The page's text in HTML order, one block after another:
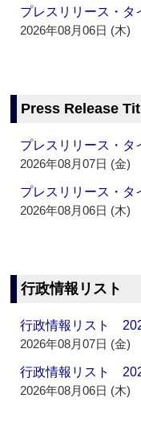
プレスリリース・
2026年08月06日 (木)
Press Release
プレスリリース・
2026年08月07日 (金)
プレスリリース・
2026年08月06日 (木)
行政情報リスト
行政情報リスト
2026年08月07日 (金)
行政情報リスト
2026年08月06日 (木)